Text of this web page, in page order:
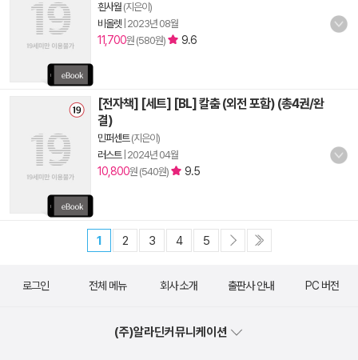
흰사월 (지은이)
비올렛 2023년 08월
11,700원 (580원) 9.6
[전자책] [세트] [BL] 칼춤 (외전 포함) (총4권/완
결)
민퍼센트(지은이)
러스트| 2024년 04월
10,800원 (540원) 9.5
1 2 3 4 5
로그인 전체 메뉴 회사 소개 출판사 안내 PC 버전
(주)알라딘커뮤니케이션